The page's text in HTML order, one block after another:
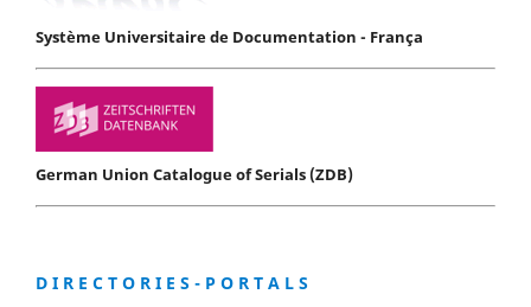
Système Universitaire de Documentation - França
German Union Catalogue of Serials (ZDB)
D I R E C T O R I E S - P O R T A L S